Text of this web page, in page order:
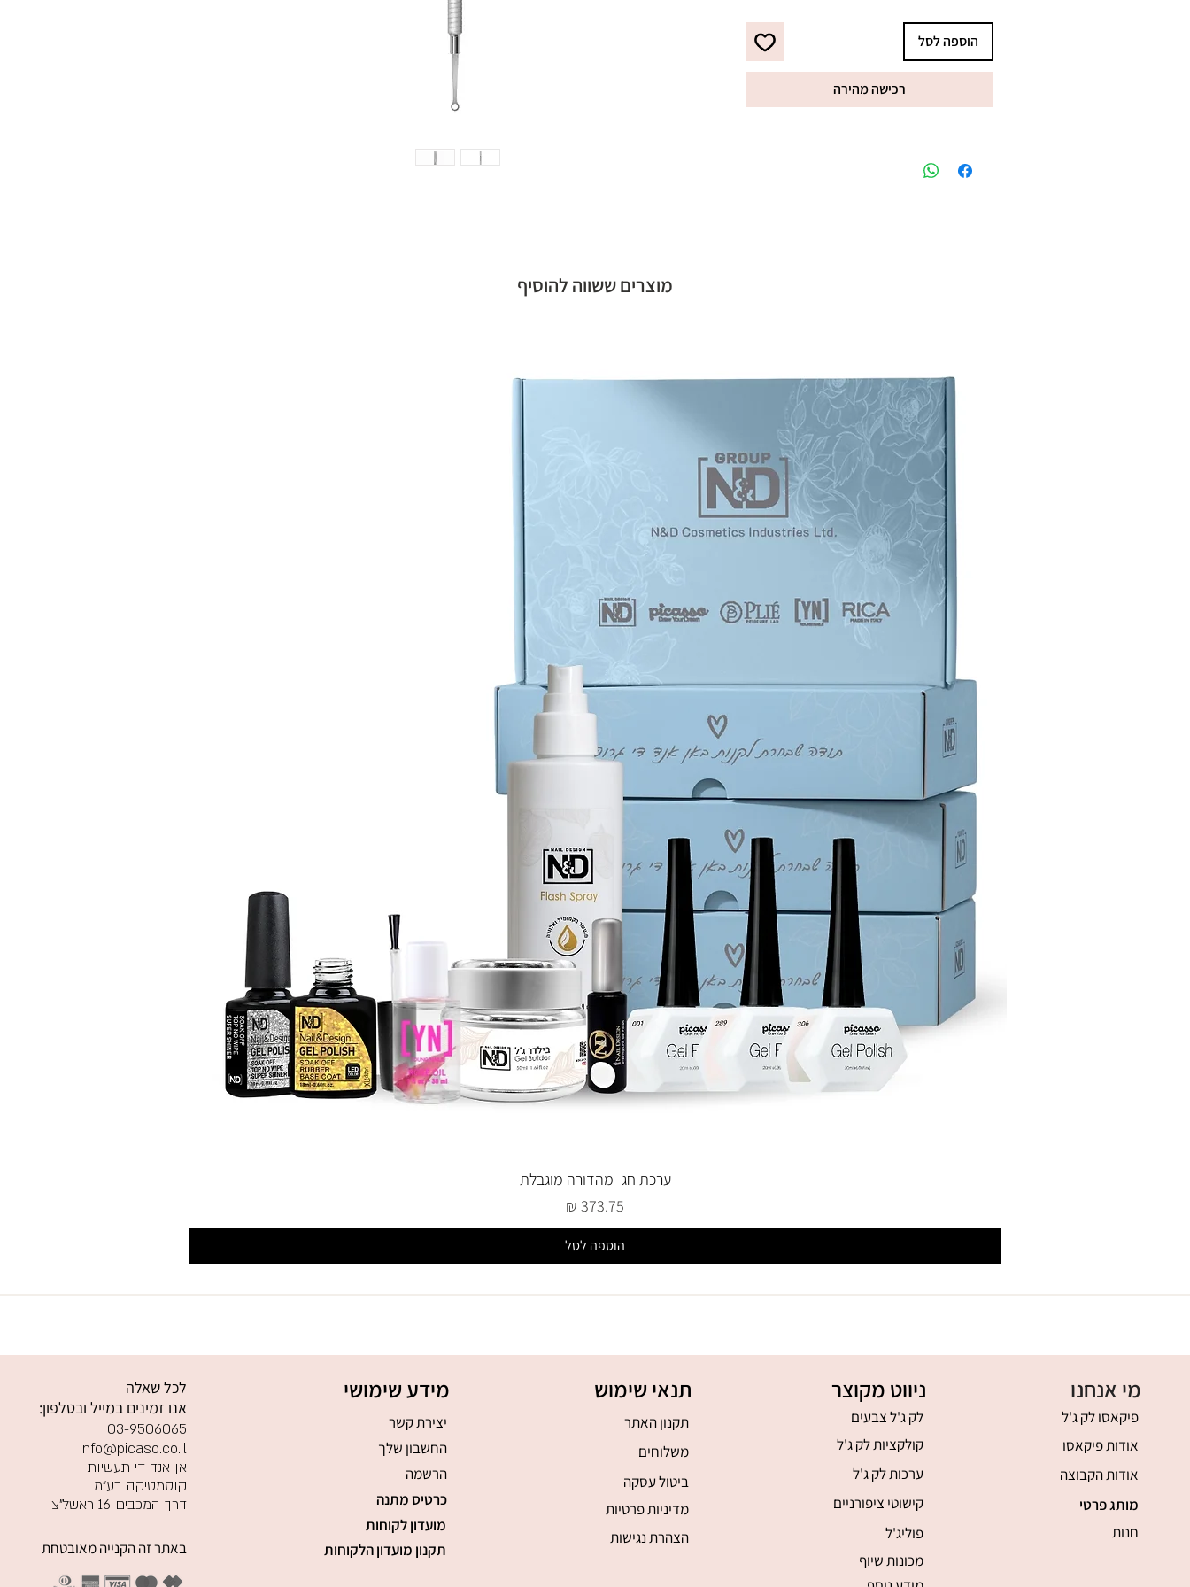
הוספה לסל
רכישה מהירה
מוצרים ששווה להוסיף
ערכת חג- מהדורה מוגבלת
מחיר
הוספה לסל
לכל שאלה
אנו זמינים במייל ובטלפון:
03-9506065
info@picaso.co.il
אן אנד די תעשיות
קוסמטיקה בע"מ
דרך המכבים 16 ראשל"צ
באתר זה הקנייה מאובטחת
מידע שימושי
יצירת קשר
החשבון שלך
הרשמה
כרטיס מתנה
מועדון לקוחות
תקנון מועדון הלקוחות
תנאי שימוש
תקנון האתר
משלוחים
ביטול עסקה
מדיניות פרטיות
הצהרת נגישות
ניווט מקוצר
לק ג'ל צבעים
קולקציות לק ג'ל
ערכות לק ג'ל
קישוטי ציפורניים
פוליג'ל
מכונות שיוף
מי אנחנו
פיקאסו לק ג'ל
אודות פיקאסו
אודות הקבוצה
מותג פרטי
חנות